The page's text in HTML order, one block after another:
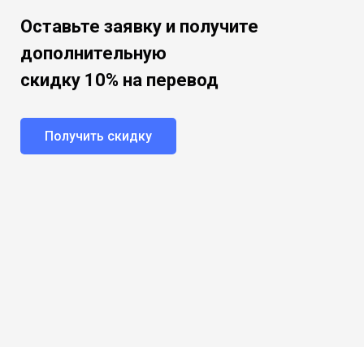
Оставьте заявку и получите
дополнительную
скидку 10% на перевод
Получить скидку